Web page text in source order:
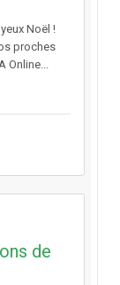
Noël !
proches
Online...
de